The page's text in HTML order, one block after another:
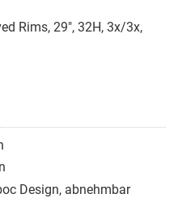
Rims, 29", 32H, 3x/3x,
Design, abnehmbar